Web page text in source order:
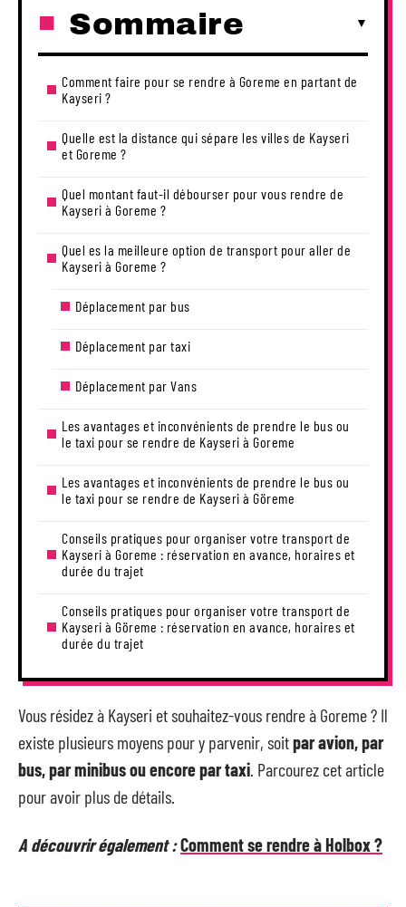
Sommaire
Comment faire pour se rendre à Goreme en partant de
Kayseri ?
Quelle est la distance qui sépare les villes de Kayseri
et Goreme ?
Quel montant faut-il débourser pour vous rendre de
Kayseri à Goreme ?
Quel es la meilleure option de transport pour aller de
Kayseri à Goreme ?
Déplacement par bus
Déplacement par taxi
Déplacement par Vans
Les avantages et inconvénients de prendre le bus ou
le taxi pour se rendre de Kayseri à Goreme
Les avantages et inconvénients de prendre le bus ou
le taxi pour se rendre de Kayseri à Göreme
Conseils pratiques pour organiser votre transport de
Kayseri à Goreme : réservation en avance, horaires et
durée du trajet
Conseils pratiques pour organiser votre transport de
Kayseri à Göreme : réservation en avance, horaires et
durée du trajet
Vous résidez à Kayseri et souhaitez-vous rendre à Goreme ? Il
existe plusieurs moyens pour y parvenir, soitpar avion, par
bus, par minibus ou encore par taxi. Parcourez cet article
pour avoir plus de détails.
A découvrir également :Comment se rendre à Holbox ?